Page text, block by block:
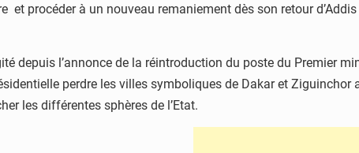
et procéder à un nouveau remaniement dès son retour
depuis l’annonce de la réintroduction du poste du Premier
perdre les villes symboliques de Dakar et
les différentes sphères de l’Etat.